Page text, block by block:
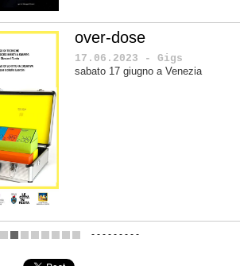
over-dose
17.06.2023 - Gigs
sabato 17 giugno a Venezia
- - - - - - - - -